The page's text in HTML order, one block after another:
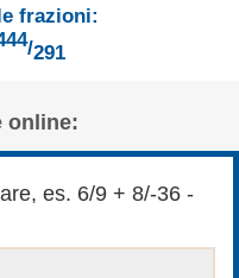
frazioni:
/291
online:
es. 6/9 + 8/-36 -